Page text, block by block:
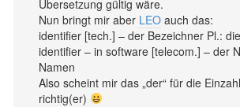
Übersetzung gültig wäre.
Nun bringt mir aber LEO auch das:
identifier [tech.] – der Bezeichner Pl.:
identifier – in software [telecom.] – der
Namen
Also scheint mir das „der“ für die
richtig(er)